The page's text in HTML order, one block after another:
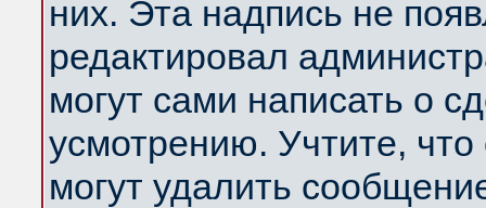
них. Эта надпись не
редактировал
могут сами написать о
усмотрению. Учтите,
могут удалить